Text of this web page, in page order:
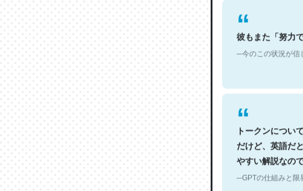
彼もまた「努力
─今のこの状況が信
トークンについ
だけど、英語だ
やすい解説なの
─GPTの仕組みと限